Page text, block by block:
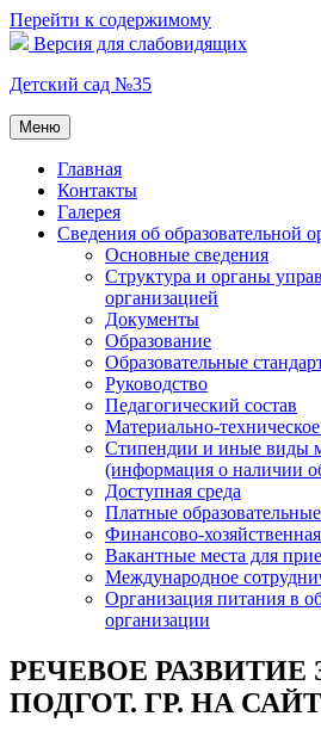
Перейти к содержимому
Версия для слабовидящих
Детский сад №35
Меню
Главная
Контакты
Галерея
Сведения об образовательной
Основные сведения
Структура и органы
организацией
Документы
Образование
Образовательные
Руководство
Педагогический состав
Материально-
Стипендии и иные виды
(информация о наличии
Доступная среда
Платные
Финансово-
Вакантные места для
Международное
Организация питания в
организации
РЕЧЕВОЕ
ПОДГОТ. ГР. НА